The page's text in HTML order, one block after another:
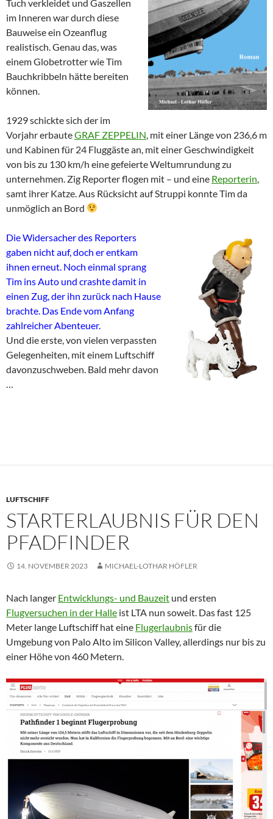
Tuch verkleidet und Gaszellen
im Inneren war durch diese
Bauweise ein Ozeanflug
realistisch. Genau das, was
einem Globetrotter wie Tim
Bauchkribbeln hätte bereiten
können.
1929 schickte sich der im
Vorjahr erbauteGRAF ZEPPELIN , mit einer Länge von 236,6 m
und Kabinen für 24 Fluggäste an, mit einer Geschwindigkeit
von bis zu 130 km/h eine gefeierte Weltumrundung zu
unternehmen. Zig Reporter flogen mit – und eine Reporterin
samt ihrer Katze. Aus Rücksicht auf Struppi konnte Tim da
unmöglich an Bord
Die Widersacher des Reporters
gaben nicht auf, doch er entkam
ihnen erneut. Noch einmal sprang
Tim ins Auto und crashte damit in
einen Zug, der ihn zurück nach Hause
brachte. Das Ende vom Anfang
zahlreicher Abenteuer.
Und die erste, von vielen verpassten
Gelegenheiten, mit einem Luftschiff
davonzuschweben. Bald mehr davon
LUFTSCHIFF
STARTERLAUBNIS FÜR DEN
PFADFINDER
14. NOVEMBER 2023 MICHAEL-LOTHAR HÖFLER
Nach langer Entwicklungs- und Bauzeit und ersten
Flugversuchen in der Halle ist LTA nun soweit. Das fast 125
Meter lange Luftschiff hat eine Flugerlaubnisfür die
Umgebung von Palo Alto im Silicon Valley, allerdings nur bis zu
einer Höhe von 460 Metern.